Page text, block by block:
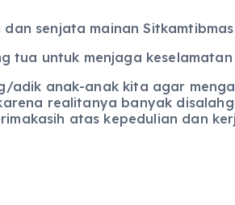
senjata mainan
tua untuk menjaga
anak-anak kita agar
realitanya banyak
atas kepedulian dan